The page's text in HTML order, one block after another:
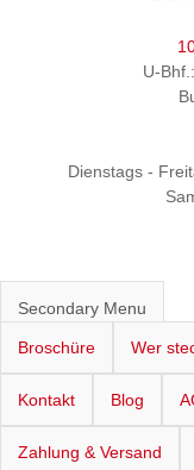
U-
Dienstags -
Secondary Menu
Broschüre Wer
Kontakt Blog
Zahlung & Versand